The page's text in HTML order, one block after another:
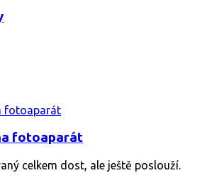
fotoaparát
celkem dost, ale ještě poslouží.